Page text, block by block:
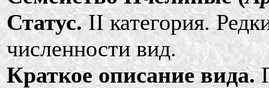
Статус.II категория.
численности вид.
Краткое описание вида.